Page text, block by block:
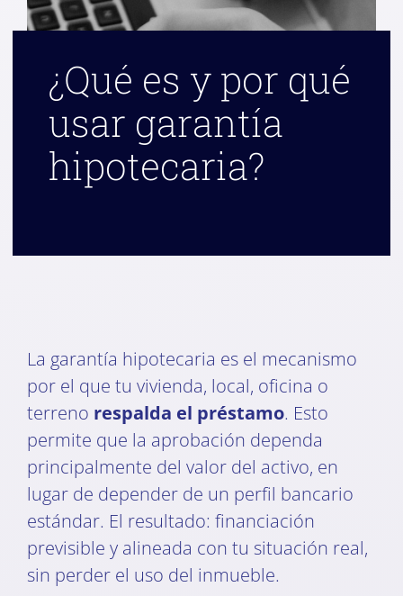
¿Qué es y por qué
usar garantía
hipotecaria?
La garantía hipotecaria es el mecanismo
por el que tu vivienda, local, oficina o
terreno respalda el préstamo. Esto
permite que la aprobación dependa
principalmente del valor del activo, en
lugar de depender de un perfil bancario
estándar. El resultado: financiación
previsible y alineada con tu situación real,
sin perder el uso del inmueble.